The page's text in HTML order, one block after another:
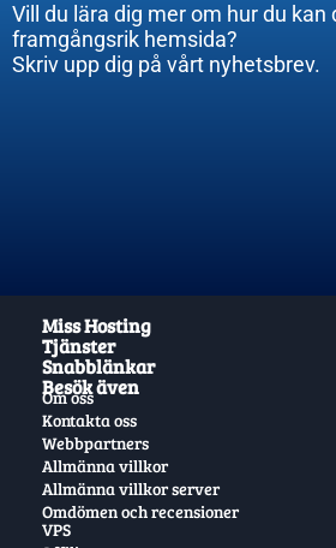
Vill du lära dig mer om hur du kan
framgångsrik hemsida?
Skriv upp dig på vårt nyhetsbrev.
Miss Hosting
Tjänster
Snabblänkar
Besök även
Om oss
Kontakta oss
Webbpartners
Allmänna villkor
Allmänna villkor server
Omdömen och recensioner
VPS